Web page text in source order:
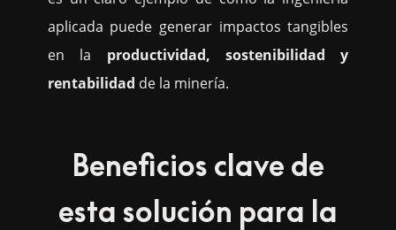
aplicada puede generar impactos tangibles
en la productividad, sostenibilidad y
rentabilidad de la minería.
Beneficios clave de
esta solución para la